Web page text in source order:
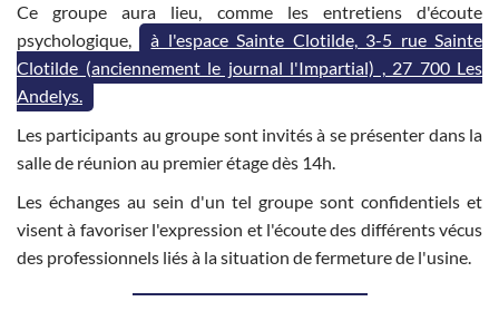
Ce groupe aura lieu, comme les entretiens d'écoute
psychologique,
à l'espace Sainte Clotilde, 3-5 rue Sainte
Clotilde (anciennement le journal l'Impartial) , 27 700 Les
Andelys.
Les participants au groupe sont invités à se présenter dans la
salle de réunion au premier étage dès 14h.
Les échanges au sein d'un tel groupe sont confidentiels et
visent à favoriser l'expression et l'écoute des différents vécus
des professionnels liés à la situation de fermeture de l'usine.